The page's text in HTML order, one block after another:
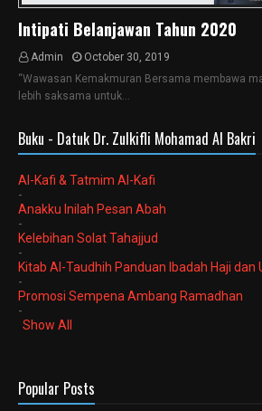
Intipati Belanjawan Tahun 2020
Admin
October 30, 2019
“Wawasan Kemakmuran Bersama membawa
lebih saksama untuk…
Buku - Datuk Dr. Zulkifli Mohamad Al Bakri
Al-Kafi & Tatmim Al-Kafi
-
Anakku Inilah Pesan Abah
-
Kelebihan Solat Tahajjud
-
Kitab Al-Taudhih Panduan Ibadah Haji dan
-
Promosi Sempena Ambang Ramadhan
-
Show All
Popular Posts